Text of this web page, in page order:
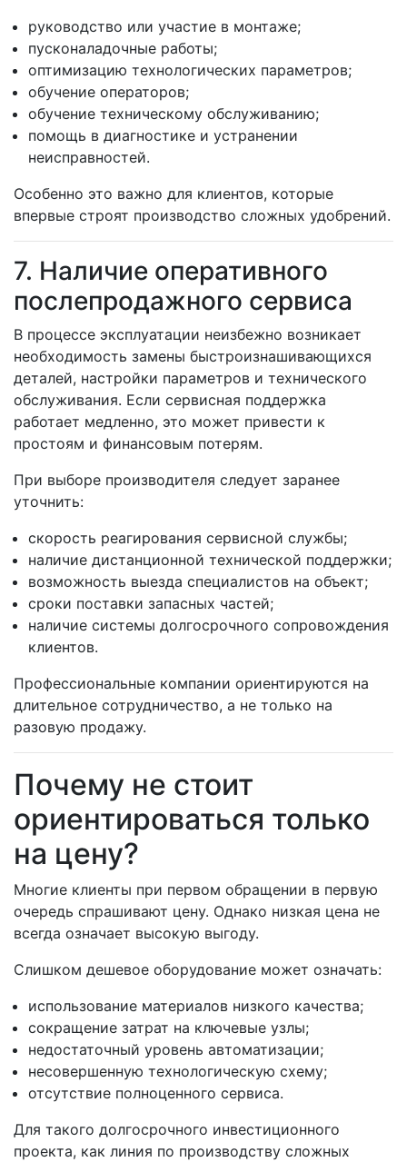
руководство или участие в монтаже;
пусконаладочные работы;
оптимизацию технологических параметров;
обучение операторов;
обучение техническому обслуживанию;
помощь в диагностике и устранении
неисправностей.
Особенно это важно для клиентов, которые
впервые строят производство сложных удобрений.
7. Наличие оперативного
послепродажного сервиса
В процессе эксплуатации неизбежно возникает
необходимость замены быстроизнашивающихся
деталей, настройки параметров и технического
обслуживания. Если сервисная поддержка
работает медленно, это может привести к
простоям и финансовым потерям.
При выборе производителя следует заранее
уточнить:
скорость реагирования сервисной службы;
наличие дистанционной технической поддержки;
возможность выезда специалистов на объект;
сроки поставки запасных частей;
наличие системы долгосрочного сопровождения
клиентов.
Профессиональные компании ориентируются на
длительное сотрудничество, а не только на
разовую продажу.
Почему не стоит
ориентироваться только
на цену?
Многие клиенты при первом обращении в первую
очередь спрашивают цену. Однако низкая цена не
всегда означает высокую выгоду.
Слишком дешевое оборудование может означать:
использование материалов низкого качества;
сокращение затрат на ключевые узлы;
недостаточный уровень автоматизации;
несовершенную технологическую схему;
отсутствие полноценного сервиса.
Для такого долгосрочного инвестиционного
проекта, как линия по производству сложных